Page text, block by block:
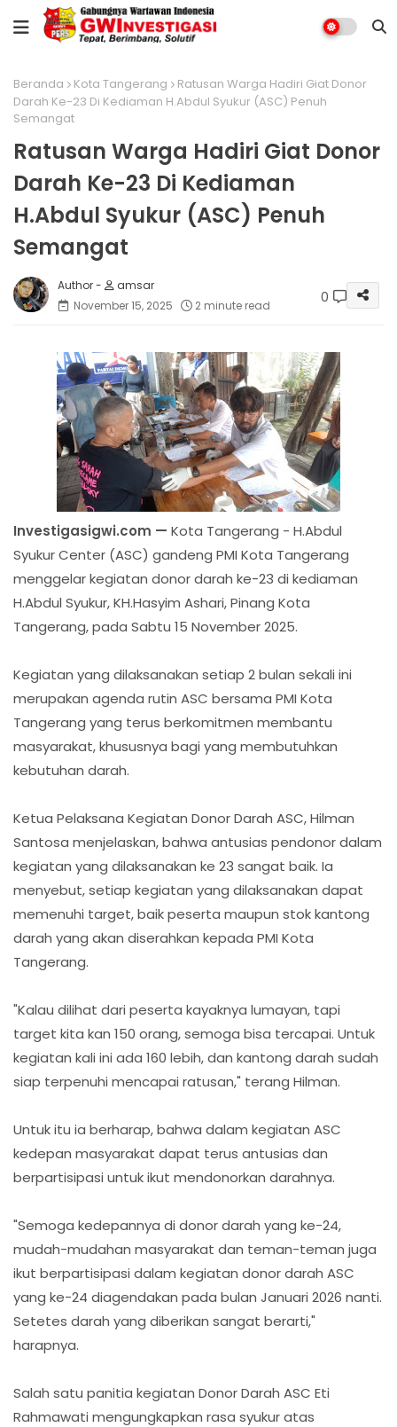
Beranda Kota Tangerang
Ratusan Warga Hadiri Giat Donor
Darah Ke-23 Di Kediaman H.Abdul Syukur (ASC) Penuh
Semangat
Ratusan Warga Hadiri Giat Donor
Darah Ke-23 Di Kediaman
H.Abdul Syukur (ASC) Penuh
Semangat
amsar
November 15, 2025
2 minute read 0
Investigasigwi.com — Kota Tangerang - H.Abdul
Syukur Center (ASC) gandeng PMI Kota Tangerang
menggelar kegiatan donor darah ke-23 di kediaman
H.Abdul Syukur, KH.Hasyim Ashari, Pinang Kota
Tangerang, pada Sabtu 15 November 2025.
Kegiatan yang dilaksanakan setiap 2 bulan sekali ini
merupakan agenda rutin ASC bersama PMI Kota
Tangerang yang terus berkomitmen membantu
masyarakat, khususnya bagi yang membutuhkan
kebutuhan darah.
Ketua Pelaksana Kegiatan Donor Darah ASC, Hilman
Santosa menjelaskan, bahwa antusias pendonor dalam
kegiatan yang dilaksanakan ke 23 sangat baik. Ia
menyebut, setiap kegiatan yang dilaksanakan dapat
memenuhi target, baik peserta maupun stok kantong
darah yang akan diserahkan kepada PMI Kota
Tangerang.
"Kalau dilihat dari peserta kayaknya lumayan, tapi
target kita kan 150 orang, semoga bisa tercapai. Untuk
kegiatan kali ini ada 160 lebih, dan kantong darah sudah
siap terpenuhi mencapai ratusan," terang Hilman.
Untuk itu ia berharap, bahwa dalam kegiatan ASC
kedepan masyarakat dapat terus antusias dan
berpartisipasi untuk ikut mendonorkan darahnya.
"Semoga kedepannya di donor darah yang ke-24,
mudah-mudahan masyarakat dan teman-teman juga
ikut berpartisipasi dalam kegiatan donor darah ASC
yang ke-24 diagendakan pada bulan Januari 2026 nanti.
Setetes darah yang diberikan sangat berarti,"
harapnya.
Salah satu panitia kegiatan Donor Darah ASC Eti
Rahmawati mengungkapkan rasa syukur atas